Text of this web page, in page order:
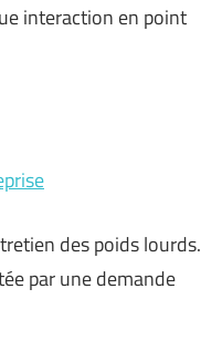
interaction en point
des poids lourds.
par une demande